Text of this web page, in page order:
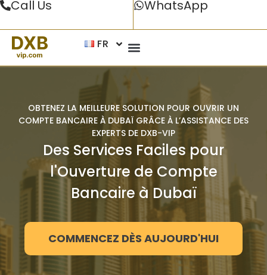
Call Us WhatsApp
FR
OBTENEZ LA MEILLEURE SOLUTION POUR OUVRIR UN
COMPTE BANCAIRE À DUBAÏ GRÂCE À L’ASSISTANCE DES
EXPERTS DE DXB-VIP
Des Services Faciles pour
l'Ouverture de Compte
Bancaire à Dubaï
COMMENCEZ DÈS AUJOURD'HUI